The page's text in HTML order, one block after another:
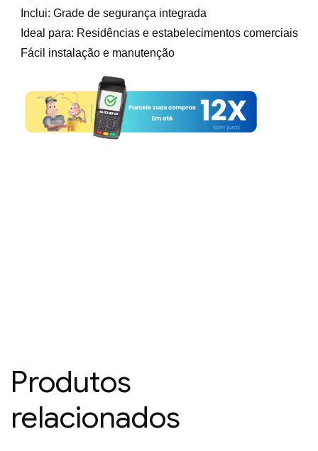
Inclui: Grade de segurança integrada
Ideal para: Residências e estabelecimentos comerciais
Fácil instalação e manutenção
Produtos
relacionados